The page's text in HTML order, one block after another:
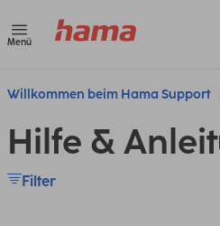
Menü
Willkommen beim Hama Support
Hilfe &
Filter